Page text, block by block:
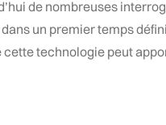
de nombreuses
un premier temps
cette technologie peut